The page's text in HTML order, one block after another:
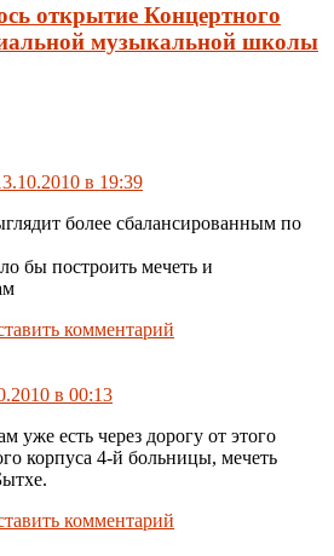
открытие Концертного
музыкальной школы
в 19:39
более сбалансированным по
бы построить мечеть и
комментарий
в 00:13
уже есть через дорогу от этого
корпуса 4-й больницы, мечеть
комментарий